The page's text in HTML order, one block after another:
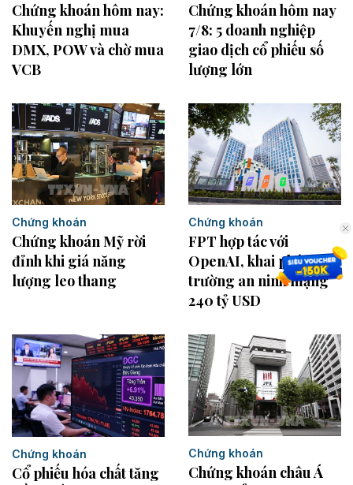
Chứng khoán hôm nay:
Khuyến nghị mua
DMX, POW và chờ mua
VCB
Chứng khoán hôm nay
7/8: 5 doanh nghiệp
giao dịch cổ phiếu số
lượng lớn
Chứng khoán
Chứng khoán Mỹ rời
đỉnh khi giá năng
lượng leo thang
Chứng khoán
FPT hợp tác với
OpenAI, khai phá thị
trường an ninh mạng
240 tỷ USD
Chứng khoán
Cổ phiếu hóa chất tăng
Chứng khoán
Chứng khoán châu Á